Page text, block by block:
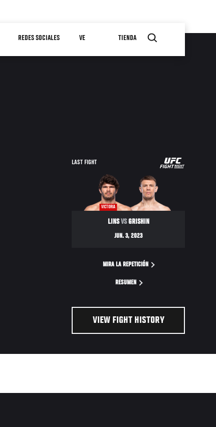
REDES SOCIALES VE TIENDA
LAST FIGHT
UFC
VICTORIA
LINSVSGRISHIN
JUN. 3, 2023
MIRA LA REPETICIÓN
RESUMEN
VIEW FIGHT HISTORY